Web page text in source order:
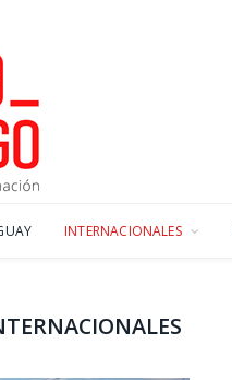
INTERNACIONALES